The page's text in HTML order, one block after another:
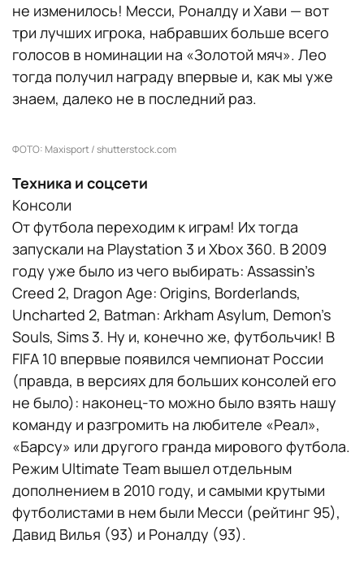
не изменилось! Месси, Роналду и Хави — вот
три лучших игрока, набравших больше всего
голосов в номинации на «Золотой мяч». Лео
тогда получил награду впервые и, как мы уже
знаем, далеко не в последний раз.
ФОТО: Maxisport / shutterstock.com
Техника и соцсети
Консоли
От футбола переходим к играм! Их тогда
запускали на Playstation 3 и Xbox 360. В 2009
году уже было из чего выбирать: Assassin’s
Creed 2, Dragon Age: Origins, Borderlands,
Uncharted 2, Batman: Arkham Asylum, Demon’s
Souls, Sims 3. Ну и, конечно же, футбольчик! В
FIFA 10 впервые появился чемпионат России
(правда, в версиях для больших консолей его
не было): наконец-то можно было взять нашу
команду и разгромить на любителе «Реал»,
«Барсу» или другого гранда мирового футбола.
Режим Ultimate Team вышел отдельным
дополнением в 2010 году, и самыми крутыми
футболистами в нем были Месси (рейтинг 95),
Давид Вилья (93) и Роналду (93).